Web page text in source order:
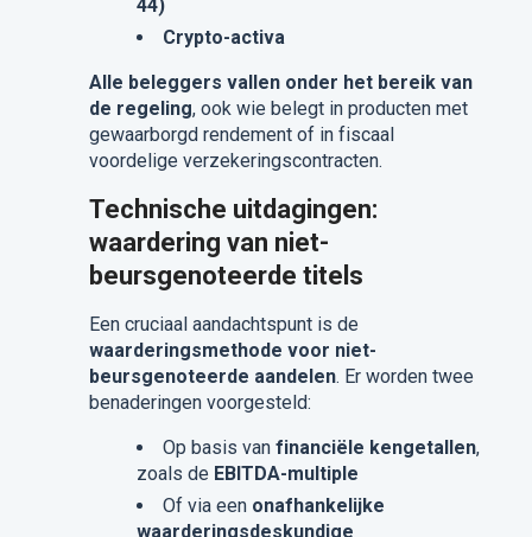
44)
Crypto-activa
Alle beleggers vallen onder het bereik van
de regeling, ook wie belegt in producten met
gewaarborgd rendement of in fiscaal
voordelige verzekeringscontracten.
Technische uitdagingen:
waardering van niet-
beursgenoteerde titels
Een cruciaal aandachtspunt is de
waarderingsmethode voor niet-
beursgenoteerde aandelen. Er worden twee
benaderingen voorgesteld:
Op basis van financiële kengetallen,
zoals de EBITDA-multiple
Of via een onafhankelijke
waarderingsdeskundige